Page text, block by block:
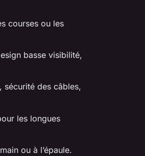
courses ou les
basse visibilité,
sécurité des câbles,
les longues
ou à l’épaule.